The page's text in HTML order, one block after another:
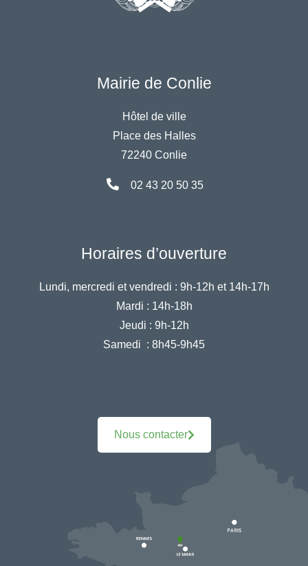
Mairie de Conlie
Hôtel de ville
Place des Halles
72240 Conlie
02 43 20 50 35
Horaires d’ouverture
Lundi, mercredi et vendredi : 9h-12h et 14h-17h
Mardi : 14h-18h
Jeudi : 9h-12h
Samedi : 8h45-9h45
Nous contacter